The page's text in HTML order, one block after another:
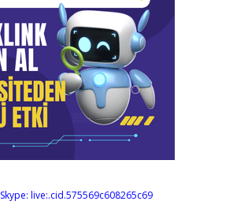
Skype: live:.cid.575569c608265c69